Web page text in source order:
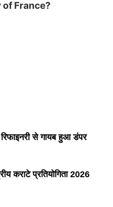
France?
से गायब हुआ डंपर
कराटे प्रतियोगिता 2026